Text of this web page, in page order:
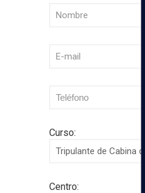
Curso:
Centro: